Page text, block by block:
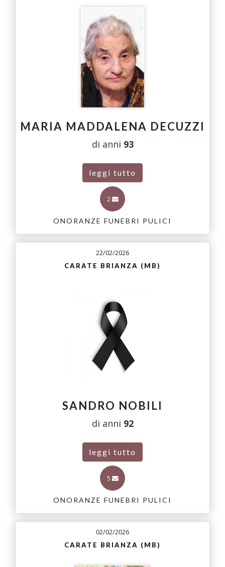
MARIA MADDALENA DECUZZI
di anni 93
leggi tutto
2
ONORANZE FUNEBRI PULICI
22/02/2026
CARATE BRIANZA (MB)
SANDRO NOBILI
di anni 92
leggi tutto
5
ONORANZE FUNEBRI PULICI
02/02/2026
CARATE BRIANZA (MB)